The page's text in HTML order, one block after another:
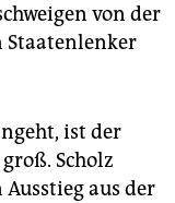
von der
ist der
Scholz
aus der